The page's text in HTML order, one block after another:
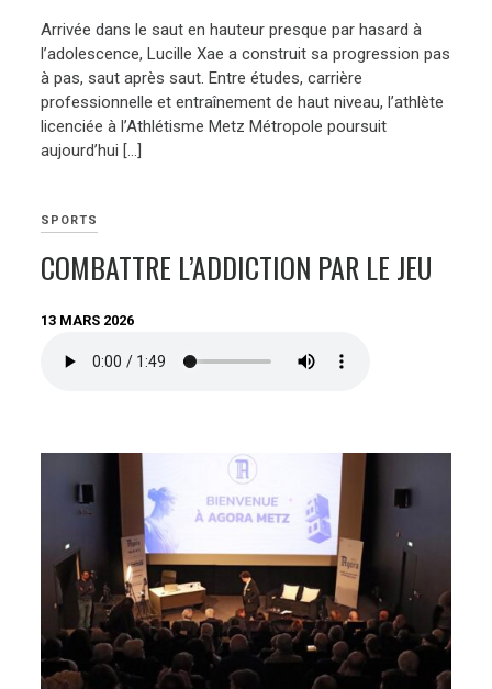
Arrivée dans le saut en hauteur presque par hasard à
l’adolescence, Lucille Xae a construit sa progression pas
à pas, saut après saut. Entre études, carrière
professionnelle et entraînement de haut niveau, l’athlète
licenciée à l’Athlétisme Metz Métropole poursuit
aujourd’hui […]
SPORTS
COMBATTRE L’ADDICTION PAR LE JEU
13 MARS 2026